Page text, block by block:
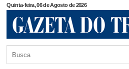
Quinta-feira, 06 de Agosto de 2026